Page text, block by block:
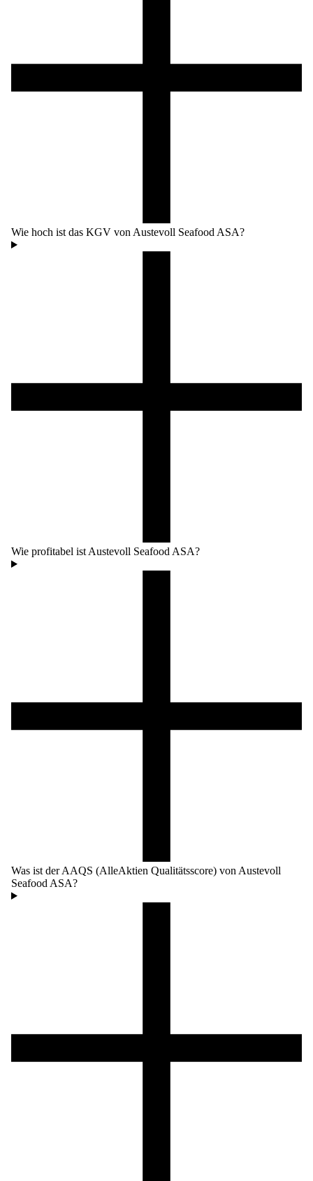
Wie hoch ist das KGV von Austevoll Seafood ASA?
Wie profitabel ist Austevoll Seafood ASA?
Was ist der AAQS (AlleAktien Qualitätsscore) von Austevoll
Seafood ASA?